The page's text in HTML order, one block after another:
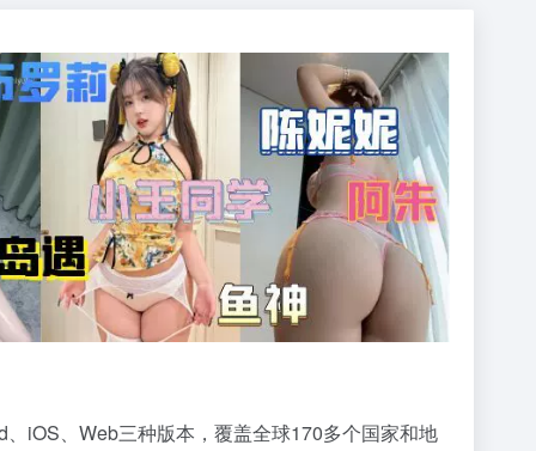
iOS、Web三种版本，覆盖全球170多个国家和地